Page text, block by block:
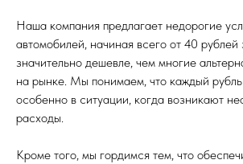
Наша компания предлагает недорогие
автомобилей, начиная всего от 40
значительно дешевле, чем многие
на рынке. Мы понимаем, что каждый рубль
особенно в ситуации, когда возникают
расходы.
Кроме того, мы гордимся тем, что